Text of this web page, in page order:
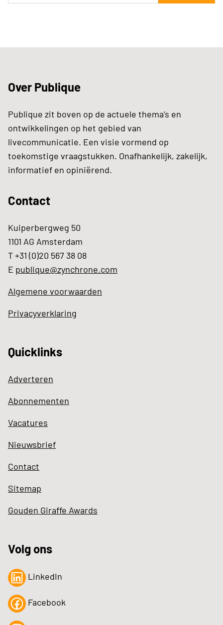
Over Publique
Publique zit boven op de actuele thema’s en
ontwikkelingen op het gebied van
livecommunicatie. Een visie vormend op
toekomstige vraagstukken. Onafhankelijk, zakelijk,
informatief en opiniërend.
Contact
Kuiperbergweg 50
1101 AG Amsterdam
T +31 (0)20 567 38 08
E publique@zynchrone.com
Algemene voorwaarden
Privacyverklaring
Quicklinks
Adverteren
Abonnementen
Vacatures
Nieuwsbrief
Contact
Sitemap
Gouden Giraffe Awards
Volg ons
LinkedIn
Facebook